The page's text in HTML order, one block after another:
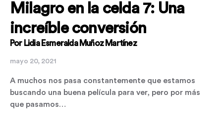
Milagro en la celda 7: Una
increíble conversión
Por Lidia Esmeralda Muñoz Martínez
mayo 20, 2021
A muchos nos pasa constantemente que estamos
buscando una buena película para ver, pero por más
que pasamos…